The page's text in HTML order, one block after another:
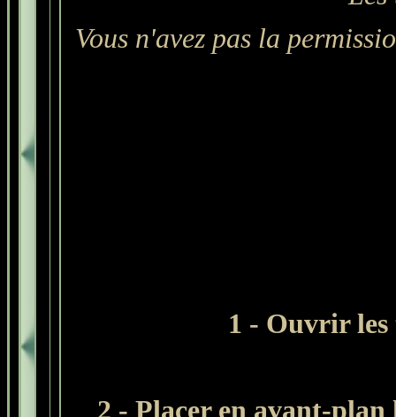
Vous n'avez pas la
1 - Ouvrir les
2 - Placer en avant-